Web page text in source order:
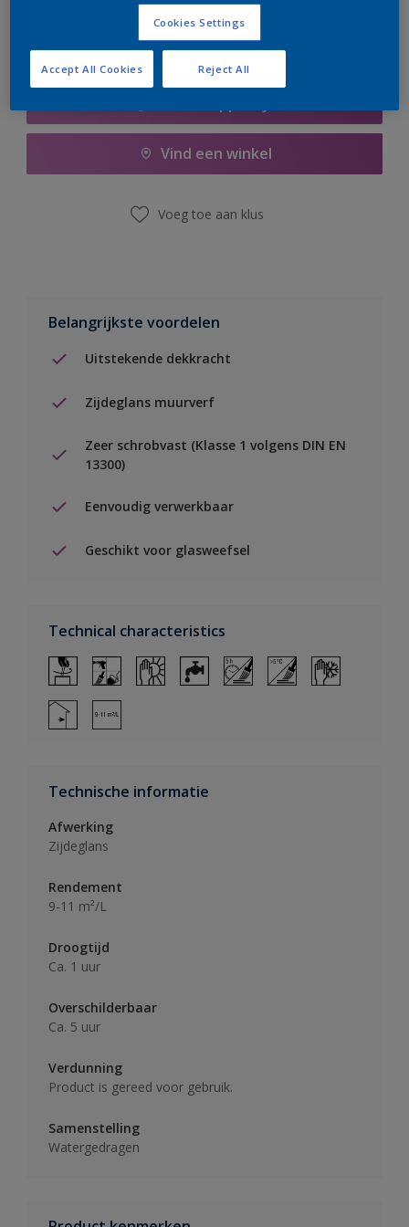
Vind een winkel
Voeg toe aan klus
Belangrijkste voordelen
Uitstekende dekkracht
Zijdeglans muurverf
Zeer schrobvast (Klasse 1 volgens DIN EN
13300)
Eenvoudig verwerkbaar
Geschikt voor glasweefsel
Technical characteristics
Technische informatie
Afwerking
Zijdeglans
Rendement
9-11 m²/L
Droogtijd
Ca. 1 uur
Overschilderbaar
Ca. 5 uur
Verdunning
Product is gereed voor gebruik.
Samenstelling
Watergedragen
Cookies Settings
Reject All
Accept All Cookies